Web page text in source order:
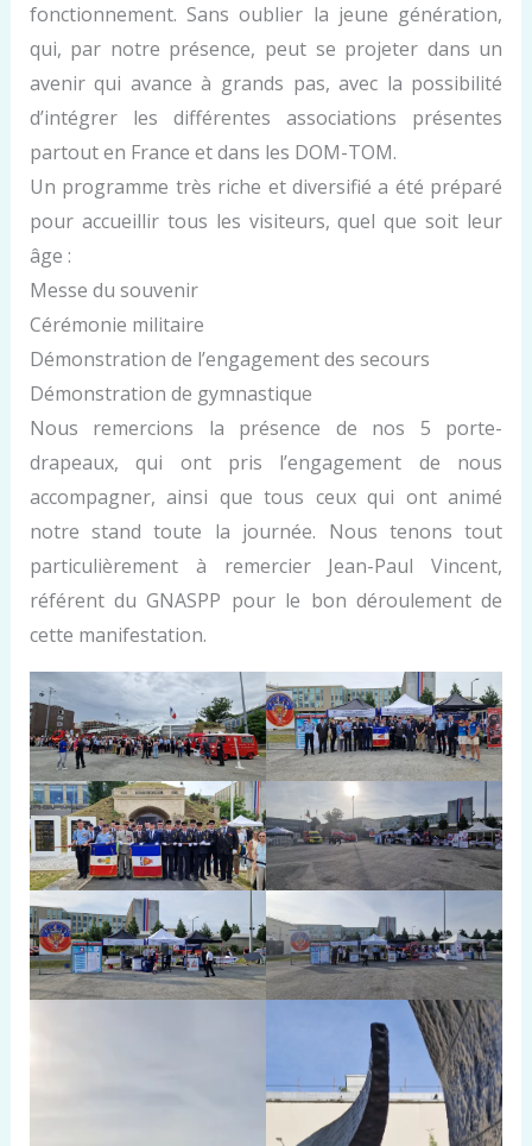
fonctionnement. Sans oublier la jeune génération,
qui, par notre présence, peut se projeter dans un
avenir qui avance à grands pas, avec la possibilité
d’intégrer les différentes associations présentes
partout en France et dans les DOM-TOM.
Un programme très riche et diversifié a été préparé
pour accueillir tous les visiteurs, quel que soit leur
âge :
Messe du souvenir
Cérémonie militaire
Démonstration de l’engagement des secours
Démonstration de gymnastique
Nous remercions la présence de nos 5 porte-
drapeaux, qui ont pris l’engagement de nous
accompagner, ainsi que tous ceux qui ont animé
notre stand toute la journée. Nous tenons tout
particulièrement à remercier Jean-Paul Vincent,
référent du GNASPP pour le bon déroulement de
cette manifestation.